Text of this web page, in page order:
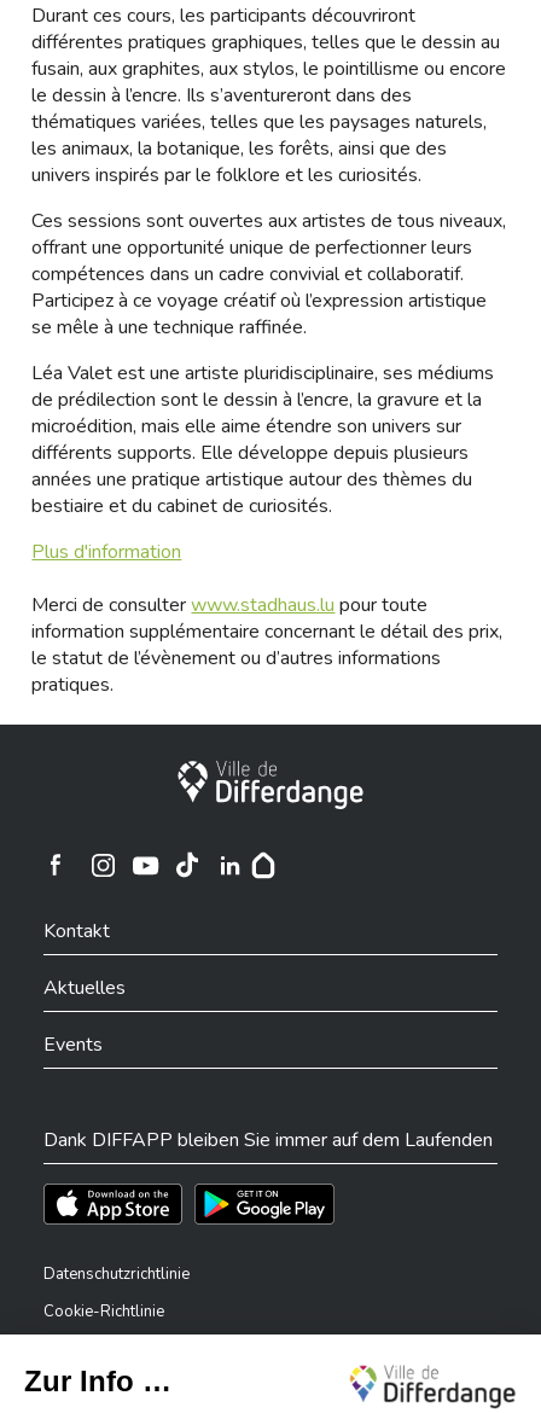
Durant ces cours, les participants découvriront
différentes pratiques graphiques, telles que le dessin au
fusain, aux graphites, aux stylos, le pointillisme ou encore
le dessin à l’encre. Ils s’aventureront dans des
thématiques variées, telles que les paysages naturels,
les animaux, la botanique, les forêts, ainsi que des
univers inspirés par le folklore et les curiosités.
Ces sessions sont ouvertes aux artistes de tous niveaux,
offrant une opportunité unique de perfectionner leurs
compétences dans un cadre convivial et collaboratif.
Participez à ce voyage créatif où l’expression artistique
se mêle à une technique raffinée.
Léa Valet est une artiste pluridisciplinaire, ses médiums
de prédilection sont le dessin à l’encre, la gravure et la
microédition, mais elle aime étendre son univers sur
différents supports. Elle développe depuis plusieurs
années une pratique artistique autour des thèmes du
bestiaire et du cabinet de curiosités.
Plus d'information
Merci de consulterwww.stadhaus.lu pour toute
information supplémentaire concernant le détail des prix,
le statut de l’évènement ou d’autres informations
pratiques.
Stadt Differdingen
Ville de Differdange sur Instagram
Kontakt
Aktuelles
Events
Dank DIFFAPP bleiben Sie immer auf dem Laufenden
Téléchargez l'app sur l'App StoreTéléchargez l'app sur Play Store
Datenschutzrichtlinie
Cookie-Richtlinie
Erklärung zur Barrierefreiheit